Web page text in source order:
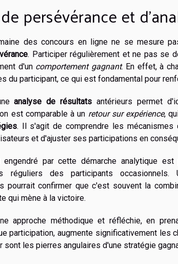
persévérance et
des concours en ligne ne se mesure
. Participer régulièrement et ne pas se
d'un comportement gagnant. En effet, à
du participant, ce qui est fondamental pour
analyse de résultats antérieurs permet
est comparable à un retour sur expérience,
. Il s'agit de comprendre les
et d'ajuster ses participations en
par cette démarche analytique
réguliers des participants
pourrait confirmer que c'est souvent la
qui mène à la victoire.
approche méthodique et réfléchie, en
participation, augmente significativement les
les pierres angulaires d'une stratégie